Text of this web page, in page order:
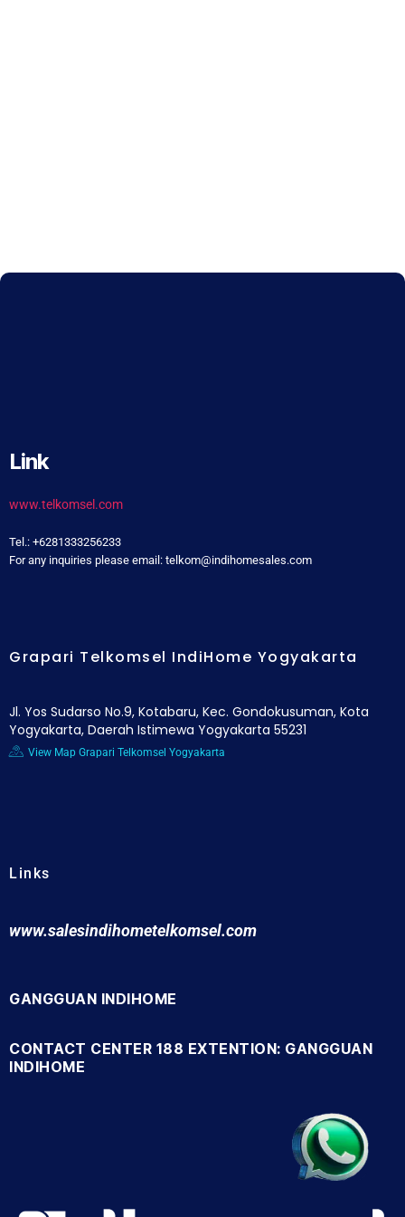
Link
www.telkomsel.com
Tel.: +6281333256233
For any inquiries please email: telkom@indihomesales.com
Grapari Telkomsel IndiHome Yogyakarta
Jl. Yos Sudarso No.9, Kotabaru, Kec. Gondokusuman, Kota
Yogyakarta, Daerah Istimewa Yogyakarta 55231
View Map Grapari Telkomsel Yogyakarta
Links
www.salesindihometelkomsel.com
GANGGUAN INDIHOME
CONTACT CENTER 188 EXTENTION: GANGGUAN
INDIHOME